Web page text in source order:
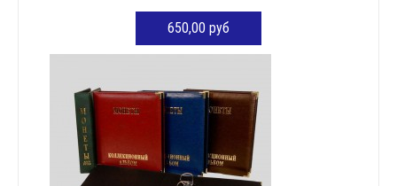
650,00 руб